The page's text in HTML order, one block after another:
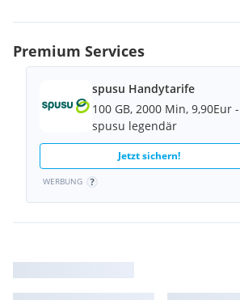
Originalverpackte Neuware.
Garantie
12 Monate Garantie von IT Return GmbH
Premium Services
spusu Handytarife
100 GB, 2000 Min, 9,90Eur -
spusu legendär
Jetzt sichern!
WERBUNG